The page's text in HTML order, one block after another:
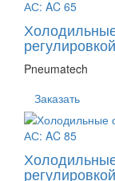
Pneumatech
Заказать